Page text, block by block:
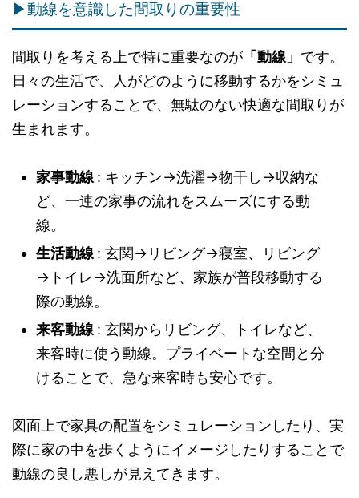
▶動線を意識した間取りの重要性
間取りを考える上で特に重要なのが 「動線」 です。
日々の生活で、人がどのように移動するかをシミュ
レーションすることで、無駄のない快適な間取りが
生まれます。
家事動線: キッチン→洗濯→物干し→収納な
ど、一連の家事の流れをスムーズにする動
線。
生活動線: 玄関→リビング→寝室、リビング
→トイレ→洗面所など、家族が普段移動する
際の動線。
来客動線: 玄関からリビング、トイレなど、
来客時に使う動線。プライベートな空間と分
けることで、急な来客時も安心です。
図面上で家具の配置をシミュレーションしたり、実
際に家の中を歩くようにイメージしたりすることで
動線の良し悪しが見えてきます。